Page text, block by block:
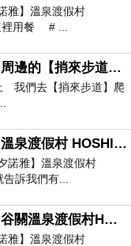
雅】溫泉渡假村
裡用餐 # ...
中秋節【虹夕諾雅】周邊的【捎來步道&明治溫泉街】
我們去【捎來步道】爬
中秋節【虹夕諾雅】溫泉渡假村 HOSHINOYA【節慶獨享活動】
諾雅】溫泉渡假村
訴我們有...
中秋節【虹夕諾雅】谷關溫泉渡假村HOSHINOYA 【水之庭園＆泳池邊】
雅】溫泉渡假村